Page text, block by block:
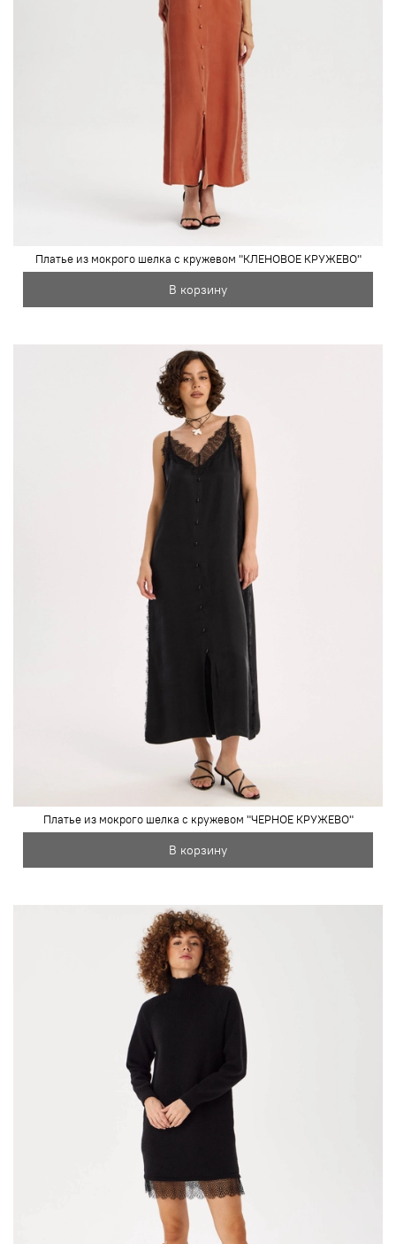
Платье из мокрого шелка с кружевом "КЛЕНОВОЕ КРУЖЕВО"
В корзину
Платье из мокрого шелка с кружевом "ЧЕРНОЕ КРУЖЕВО"
В корзину